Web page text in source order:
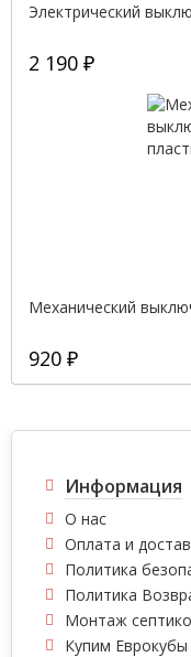
Электрический
2 190 ₽
Механический
920 ₽
Информация
О нас
Оплата и
Политика
Политика
Монтаж
Купим